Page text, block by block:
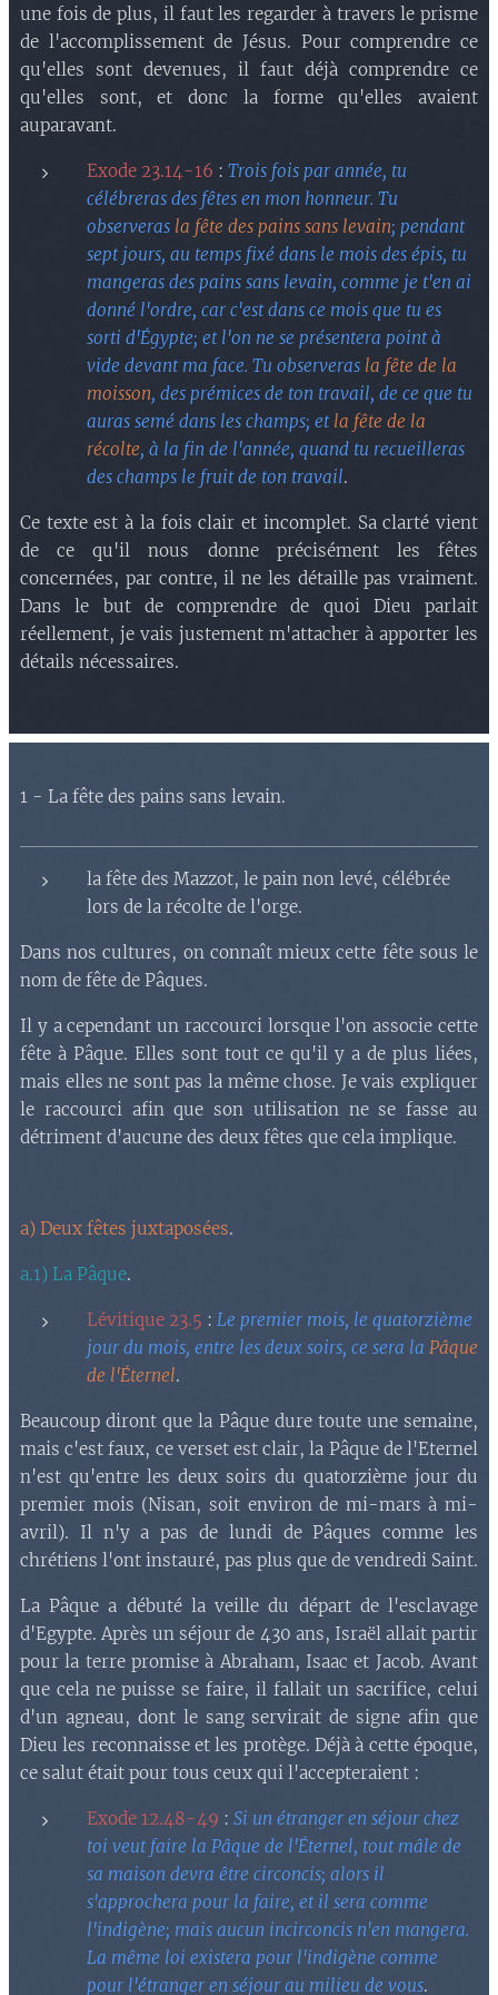
c) Trois fêtes en une.
une fois de plus, il faut les regarder à travers le prisme
de l'accomplissement de Jésus. Pour comprendre ce
qu'elles sont devenues, il faut déjà comprendre ce
qu'elles sont, et donc la forme qu'elles avaient
auparavant.
Exode 23.14-16 : Trois fois par année, tu
célébreras des fêtes en mon honneur. Tu
observeras la fête des pains sans levain; pendant
sept jours, au temps fixé dans le mois des épis, tu
mangeras des pains sans levain, comme je t'en ai
donné l'ordre, car c'est dans ce mois que tu es
sorti d'Égypte; et l'on ne se présentera point à
vide devant ma face. Tu observeras la fête de la
moisson, des prémices de ton travail, de ce que tu
auras semé dans les champs; et la fête de la
récolte, à la fin de l'année, quand tu recueilleras
des champs le fruit de ton travail.
Ce texte est à la fois clair et incomplet. Sa clarté vient
de ce qu'il nous donne précisément les fêtes
concernées, par contre, il ne les détaille pas vraiment.
Dans le but de comprendre de quoi Dieu parlait
réellement, je vais justement m'attacher à apporter les
détails nécessaires.
1 - La fête des pains sans levain.
la fête des Mazzot, le pain non levé, célébrée
lors de la récolte de l'orge.
Dans nos cultures, on connaît mieux cette fête sous le
nom de fête de Pâques.
Il y a cependant un raccourci lorsque l'on associe cette
fête à Pâque. Elles sont tout ce qu'il y a de plus liées,
mais elles ne sont pas la même chose. Je vais expliquer
le raccourci afin que son utilisation ne se fasse au
détriment d'aucune des deux fêtes que cela implique.
a) Deux fêtes juxtaposées.
a.1) La Pâque.
Lévitique 23.5 : Le premier mois, le quatorzième
jour du mois, entre les deux soirs, ce sera la Pâque
de l'Éternel.
Beaucoup diront que la Pâque dure toute une semaine,
mais c'est faux, ce verset est clair, la Pâque de l'Eternel
n'est qu'entre les deux soirs du quatorzième jour du
premier mois (Nisan, soit environ de mi-mars à mi-
avril). Il n'y a pas de lundi de Pâques comme les
chrétiens l'ont instauré, pas plus que de vendredi Saint.
La Pâque a débuté la veille du départ de l'esclavage
d'Egypte. Après un séjour de 430 ans, Israël allait partir
pour la terre promise à Abraham, Isaac et Jacob. Avant
que cela ne puisse se faire, il fallait un sacrifice, celui
d'un agneau, dont le sang servirait de signe afin que
Dieu les reconnaisse et les protège. Déjà à cette époque,
ce salut était pour tous ceux qui l'accepteraient :
Exode 12.48-49 : Si un étranger en séjour chez
toi veut faire la Pâque de l'Éternel, tout mâle de
sa maison devra être circoncis; alors il
s'approchera pour la faire, et il sera comme
l'indigène; mais aucun incirconcis n'en mangera.
La même loi existera pour l'indigène comme
pour l'étranger en séjour au milieu de vous.